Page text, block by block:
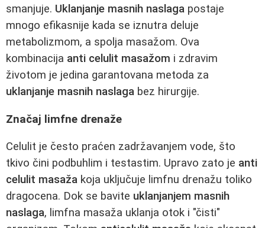
smanjuje. Uklanjanje masnih naslaga postaje
mnogo efikasnije kada se iznutra deluje
metabolizmom, a spolja masažom. Ova
kombinacija anti celulit masažom i zdravim
životom je jedina garantovana metoda za
uklanjanje masnih naslaga bez hirurgije.
Značaj limfne drenaže
Celulit je često praćen zadržavanjem vode, što
tkivo čini podbuhlim i testastim. Upravo zato je anti
celulit masaža koja uključuje limfnu drenažu toliko
dragocena. Dok se bavite uklanjanjem masnih
naslaga, limfna masaža uklanja otok i "čisti"